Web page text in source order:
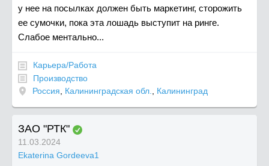
у нее на посылках должен быть маркетинг, сторожить
ее сумочки, пока эта лошадь выступит на ринге.
Слабое ментально...
Карьера/Работа
Производство
Россия
Калининградская обл. Калининград
ЗАО "РТК"
11.03.2024
Ekaterina Gordeeva1